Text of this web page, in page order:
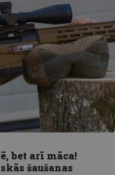
bet arī māca!
šaušanas